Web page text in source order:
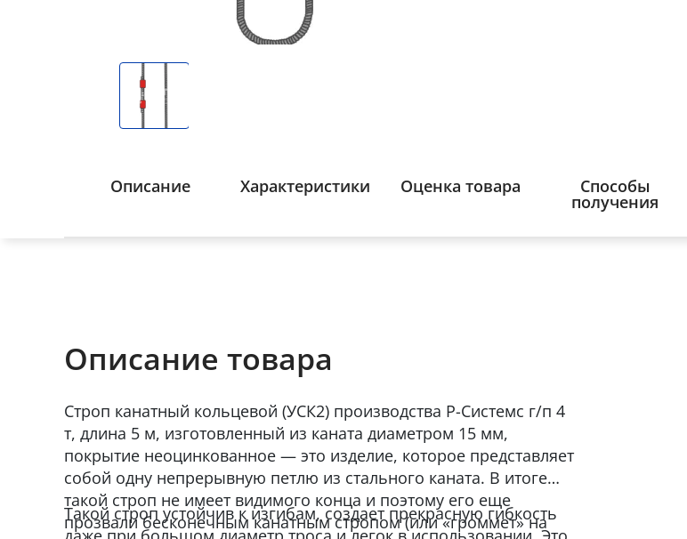
Описание Характеристики Оценка товара Способы
получения
Описание товара
Строп канатный кольцевой (УСК2) производства Р-Системс г/п 4
т, длина 5 м, изготовленный из каната диаметром 15 мм,
покрытие неоцинкованное — это изделие, которое представляет
собой одну непрерывную петлю из стального каната. В итоге
такой строп не имеет видимого конца и поэтому его еще
прозвали бесконечным канатным стропом (или «громмет» на
Такой строп устойчив к изгибам, создает прекрасную гибкость